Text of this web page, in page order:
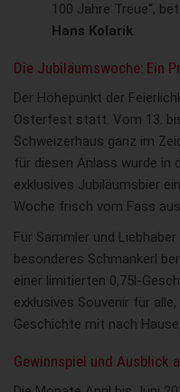
100 Jahre Treue“,
Hans Kolarik.
Die Jubiläumswoche: Ein
Der Höhepunkt der
Osterfest statt. Vom 13.
Schweizerhaus ganz im
für diesen Anlass wurde in
exklusives Jubiläumsbier
Woche frisch vom Fass
Für Sammler und
besonderes Schmankerl
einer limitierten 0,75l-
exklusives Souvenir für
Geschichte mit nach
Gewinnspiel und Ausblick